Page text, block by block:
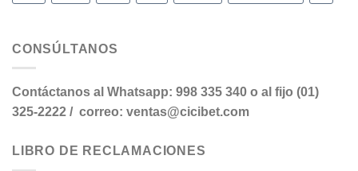
CONSÚLTANOS
Contáctanos al Whatsapp: 998 335 340 o al fijo (01)
325-2222 / correo: ventas@cicibet.com
LIBRO DE RECLAMACIONES